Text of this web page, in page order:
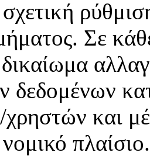
Σε
δικαίωμα
δεδομένων
χρηστών και
πλαίσιο.